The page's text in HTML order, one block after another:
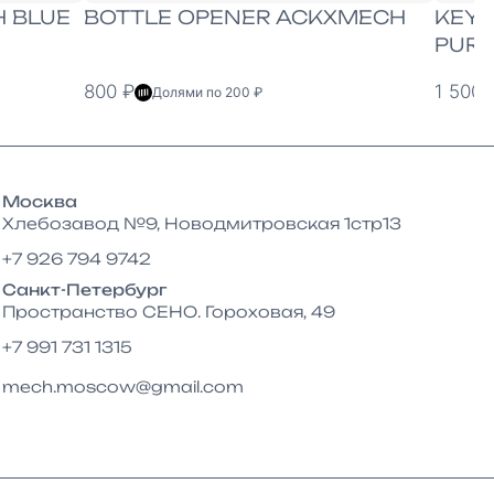
BLUE BOTTLE OPENER ACKXMECH
800 ₽ Долями по 200 ₽ 1 500
Москва
Хлебозавод №9, Новодмитровская 1стр13
+7 926 794 9742
Санкт-Петербург
Пространство СЕНО. Гороховая, 49
+7 991 731 1315
mech.moscow@gmail.com